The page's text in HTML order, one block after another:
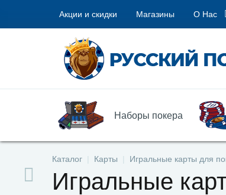
Акции и скидки Магазины О Нас
Наборы покера
Каталог Карты Игральные карты для
Игральные